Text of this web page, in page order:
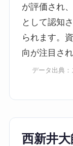
が評価され
として認知
られます。
向が注目さ
データ出典：
西新井